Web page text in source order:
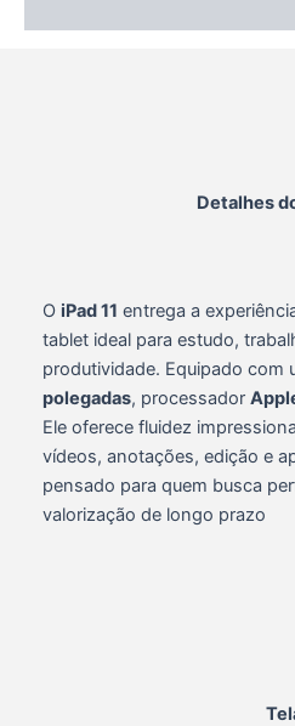
Detalhes
O iPad 11 entrega a
tablet ideal para estudo,
produtividade. Equipado com
polegadas, processador
Ele oferece fluidez
vídeos, anotações, edição e
pensado para quem busca
valorização de longo prazo